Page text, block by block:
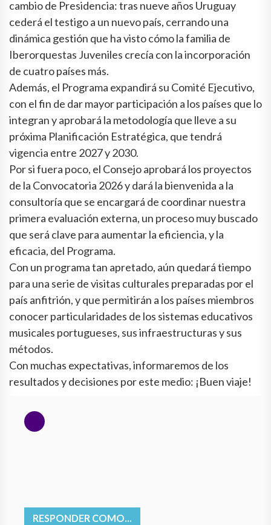
cambio de Presidencia: tras nueve años Uruguay
cederá el testigo a un nuevo país, cerrando una
dinámica gestión que ha visto cómo la familia de
Iberorquestas Juveniles crecía con la incorporación
de cuatro países más.
Además, el Programa expandirá su Comité Ejecutivo,
con el fin de dar mayor participación a los países que lo
integran y aprobará la metodología que lleve a su
próxima Planificación Estratégica, que tendrá
vigencia entre 2027 y 2030.
Por si fuera poco, el Consejo aprobará los proyectos
de la Convocatoria 2026 y dará la bienvenida a la
consultoría que se encargará de coordinar nuestra
primera evaluación externa, un proceso muy buscado
que será clave para aumentar la eficiencia, y la
eficacia, del Programa.
Con un programa tan apretado, aún quedará tiempo
para una serie de visitas culturales preparadas por el
país anfitrión, y que permitirán a los países miembros
conocer particularidades de los sistemas educativos
musicales portugueses, sus infraestructuras y sus
métodos.
Con muchas expectativas, informaremos de los
resultados y decisiones por este medio: ¡Buen viaje!
RESPONDER COMO...